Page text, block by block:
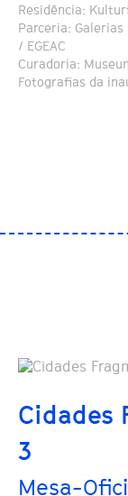
Residência:
Parceria:
/ EGEAC
Curadoria:
Fotografias da
Cidades
3
Mesa-